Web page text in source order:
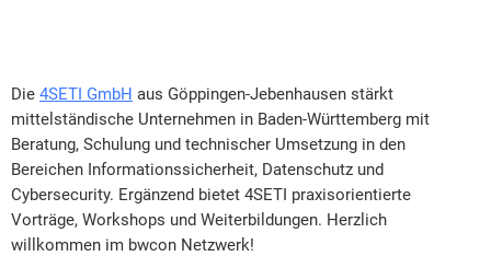
Die 4SETI GmbH aus Göppingen-Jebenhausen stärkt
mittelständische Unternehmen in Baden-Württemberg mit
Beratung, Schulung und technischer Umsetzung in den
Bereichen Informationssicherheit, Datenschutz und
Cybersecurity. Ergänzend bietet 4SETI praxisorientierte
Vorträge, Workshops und Weiterbildungen. Herzlich
willkommen im bwcon Netzwerk!